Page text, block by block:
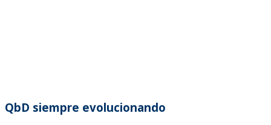
QbD siempre evolucionando